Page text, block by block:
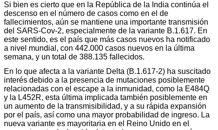
Si bien es cierto que en la República de la India continúa el
descenso en el número de casos como en el de
fallecimientos, aún se mantiene una importante transmisión
del SARS-Cov-2, especialmente de la variante B.1.617. En
este sentido, es el país que más casos nuevos ha notificado
a nivel mundial, con 442.000 casos nuevos en la última
semana, y un total de 388.135 fallecidos.
En lo que afecta a la variante Delta (B.1.617-2) ha suscitado
interés debido a la presencia de mutaciones posiblemente
relacionadas con el escape a la inmunidad, como la E484Q
y la L452R, esta última implicada también posiblemente en
un aumento de la transmisibilidad, y a su rápida expansión
por el país, así como una mayor probabilidad de ingreso. La
nueva variante es mayoritaria en el Reino Unido en el